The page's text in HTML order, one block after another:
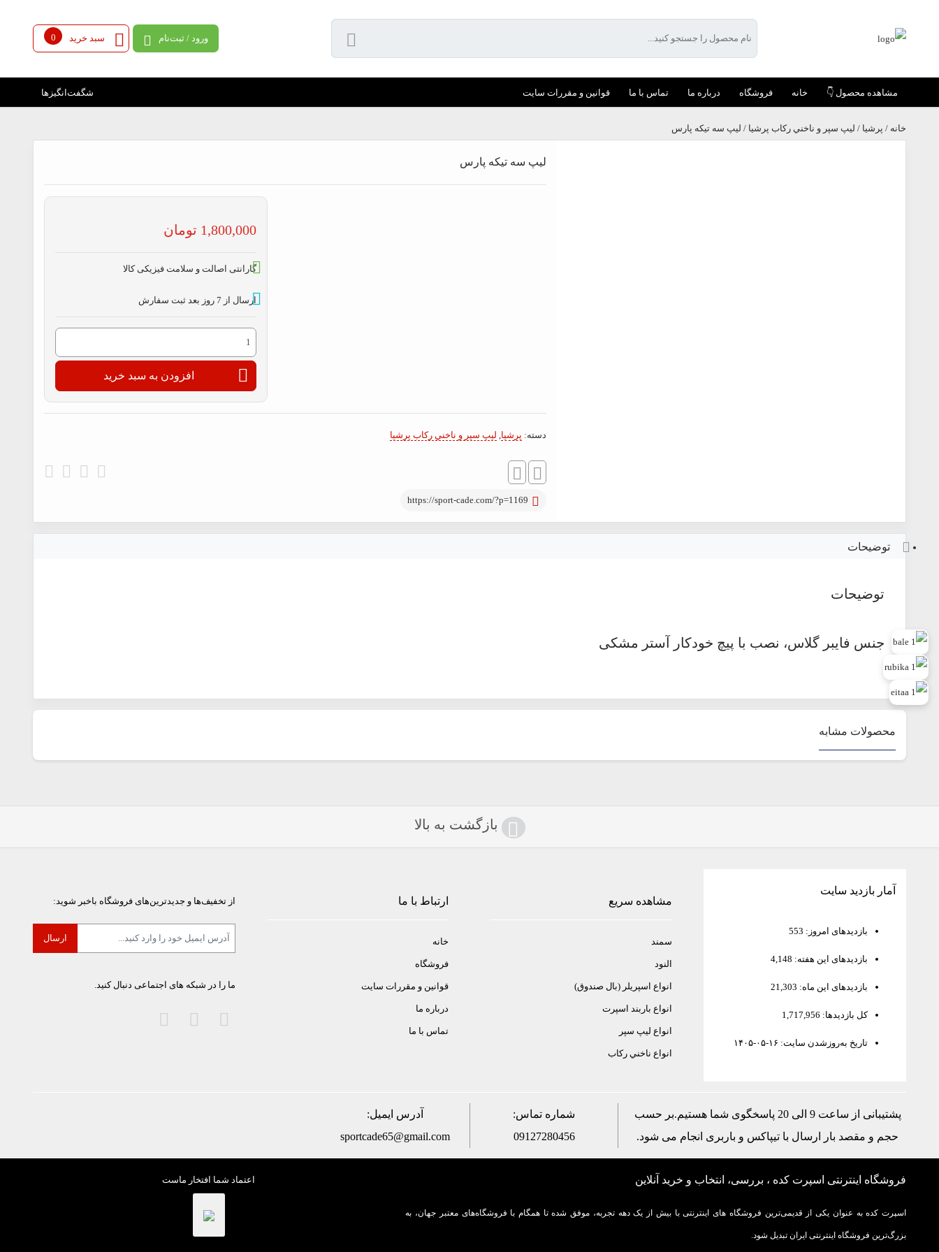
سبد خرید 0 ورود / ثبت‌نام
مشاهده محصول 👇 خانه فروشگاه درباره ما تماس با ما قوانین و مقررات سایت شگفت‌انگیزها
خانه / پرشيا / ليپ سپر و ناخني ركاب پرشیا / لیپ سه تیکه پارس
لیپ سه تیکه پارس
1,800,000 تومان
گارانتی اصالت و سلامت فیزیکی کالا
ارسال از 7 روز بعد ثبت سفارش
لیپ
سه
تیکه
پارس
افزودن به سبد خرید
دسته: پرشيا, ليپ سپر و ناخني ركاب پرشیا
https://sport-cade.com/?p=1169
توضیحات
توضیحات
جنس فایبر گلاس، نصب با پیچ خودکار آستر مشکی
محصولات مشابه
بازگشت به بالا
آمار بازدید سایت
بازدیدهای امروز: 553
بازدیدهای این هفته: 4,148
بازدیدهای این ماه: 21,303
کل بازدیدها: 1,717,956
تاریخ به‌روزشدن سایت: ۱۴۰۵-۰۵-۱۶
مشاهده سریع
سمند
النود
انواع اسپريلر (بال صندوق)
انواع باربند اسپرت
انواع ليپ سپر
انواع ناخني ركاب
ارتباط با ما
خانه
فروشگاه
قوانین و مقررات سایت
درباره ما
تماس با ما
از تخفیف‌ها و جدیدترین‌های فروشگاه باخبر شوید:
ما را در شبکه های اجتماعی دنبال کنید.
پشتیبانی از ساعت 9 الی 20 پاسخگوی شما هستیم.بر حسب
حجم و مقصد بار ارسال با تيپاكس و باربری انجام می شود.
شماره تماس:
09127280456
آدرس ایمیل:
sportcade65@gmail.com
فروشگاه اینترنتی اسپرت کده ، بررسی، انتخاب و خرید آنلاین
اسپرت کده به عنوان یکی از قدیمی‌ترین فروشگاه های اینترنتی با بیش از یک دهه تجربه، موفق شده تا همگام با فروشگاه‌های معتبر جهان، به
بزرگ‌ترین فروشگاه اینترنتی ایران تبدیل شود.
اعتماد شما افتخار ماست